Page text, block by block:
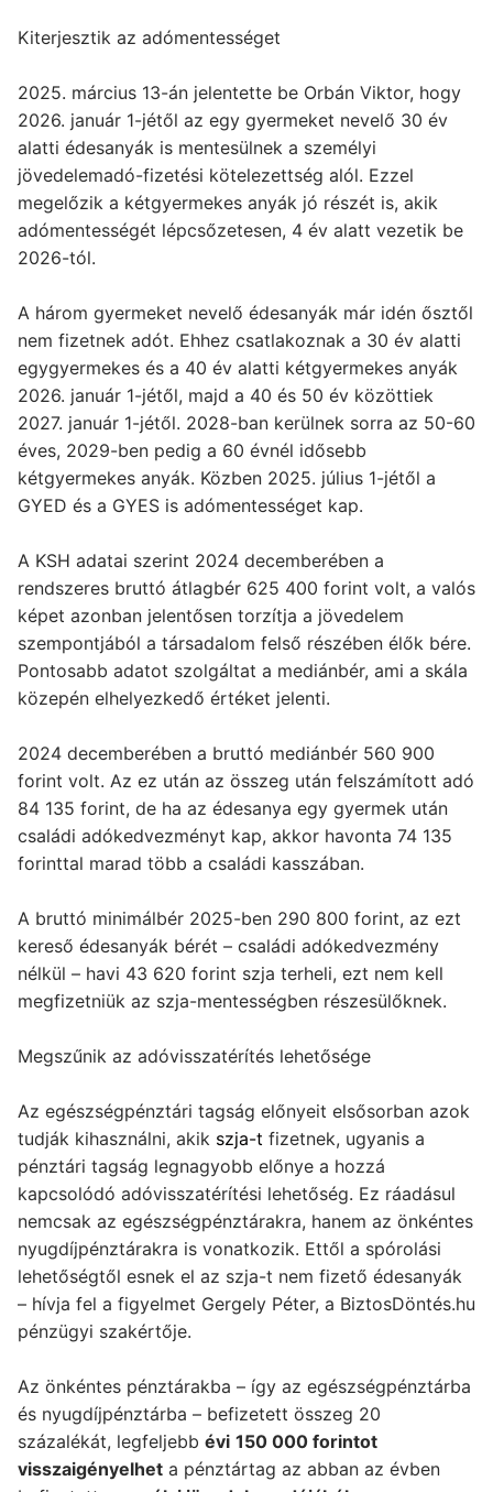
Kiterjesztik az adómentességet
2025. március 13-án jelentette be Orbán Viktor, hogy
2026. január 1-jétől az egy gyermeket nevelő 30 év
alatti édesanyák is mentesülnek a személyi
jövedelemadó-fizetési kötelezettség alól. Ezzel
megelőzik a kétgyermekes anyák jó részét is, akik
adómentességét lépcsőzetesen, 4 év alatt vezetik be
2026-tól.
A három gyermeket nevelő édesanyák már idén ősztől
nem fizetnek adót. Ehhez csatlakoznak a 30 év alatti
egygyermekes és a 40 év alatti kétgyermekes anyák
2026. január 1-jétől, majd a 40 és 50 év közöttiek
2027. január 1-jétől. 2028-ban kerülnek sorra az 50-60
éves, 2029-ben pedig a 60 évnél idősebb
kétgyermekes anyák. Közben 2025. július 1-jétől a
GYED és a GYES is adómentességet kap.
A KSH adatai szerint 2024 decemberében a
rendszeres bruttó átlagbér 625 400 forint volt, a valós
képet azonban jelentősen torzítja a jövedelem
szempontjából a társadalom felső részében élők bére.
Pontosabb adatot szolgáltat a mediánbér, ami a skála
közepén elhelyezkedő értéket jelenti.
2024 decemberében a bruttó mediánbér 560 900
forint volt. Az ez után az összeg után felszámított adó
84 135 forint, de ha az édesanya egy gyermek után
családi adókedvezményt kap, akkor havonta 74 135
forinttal marad több a családi kasszában.
A bruttó minimálbér 2025-ben 290 800 forint, az ezt
kereső édesanyák bérét – családi adókedvezmény
nélkül – havi 43 620 forint szja terheli, ezt nem kell
megfizetniük az szja-mentességben részesülőknek.
Megszűnik az adóvisszatérítés lehetősége
Az egészségpénztári tagság előnyeit elsősorban azok
tudják kihasználni, akik szja-t fizetnek, ugyanis a
pénztári tagság legnagyobb előnye a hozzá
kapcsolódó adóvisszatérítési lehetőség. Ez ráadásul
nemcsak az egészségpénztárakra, hanem az önkéntes
nyugdíjpénztárakra is vonatkozik. Ettől a spórolási
lehetőségtől esnek el az szja-t nem fizető édesanyák
– hívja fel a figyelmet Gergely Péter, a BiztosDöntés.hu
pénzügyi szakértője.
Az önkéntes pénztárakba – így az egészségpénztárba
és nyugdíjpénztárba – befizetett összeg 20
százalékát, legfeljebb évi 150 000 forintot
visszaigényelhet a pénztártag az abban az évben